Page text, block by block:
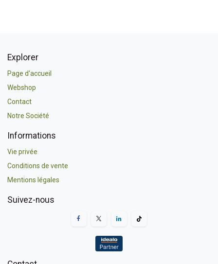
Explorer
Page d'accueil
Webshop
Contact
Notre Société
Informations
Vie privée
Conditions de vente
Mentions légales
Suivez-nous